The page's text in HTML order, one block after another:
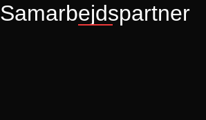
Samarbejdspartner